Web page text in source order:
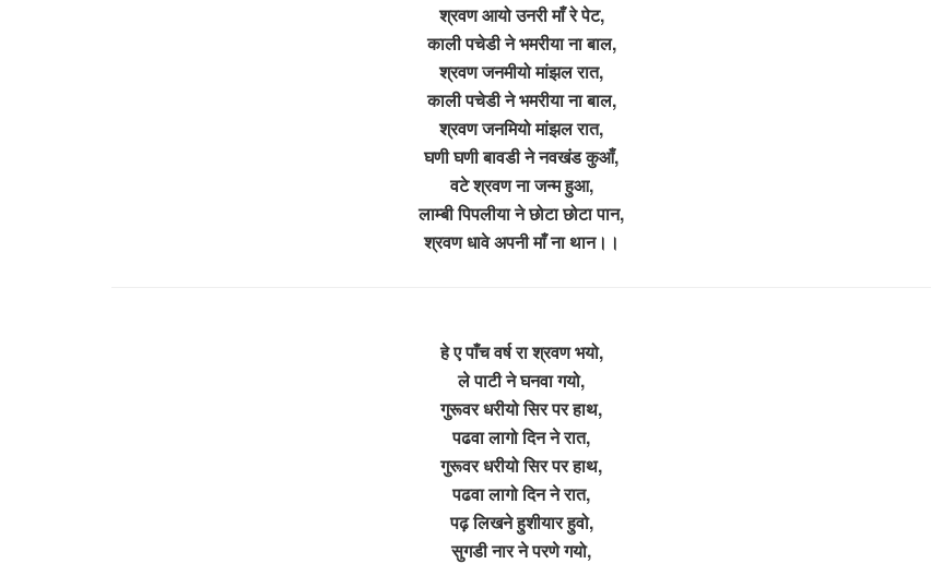
श्रवण आयो उनरी माँ रे पेट,
काली पचेडी ने भमरीया ना बाल,
श्रवण जनमीयो मांझल रात,
काली पचेडी ने भमरीया ना बाल,
श्रवण जनमियो मांझल रात,
घणी घणी बावडी ने नवखंड कुआँ,
वटे श्रवण ना जन्म हुआ,
लाम्बी पिपलीया ने छोटा छोटा पान,
श्रवण धावे अपनी माँ ना थान।।
हे ए पाँच वर्ष रा श्रवण भयो,
ले पाटी ने घनवा गयो,
गुरूवर धरीयो सिर पर हाथ,
पढवा लागो दिन ने रात,
गुरूवर धरीयो सिर पर हाथ,
पढवा लागो दिन ने रात,
पढ़ लिखने हुशीयार हुवो,
सुगडी नार ने परणे गयो,